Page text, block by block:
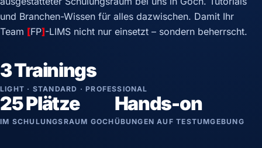
und Branchen-Wissen für alles dazwischen. Damit Ihr
Team [FP]-LIMS nicht nur einsetzt – sondern beherrscht.
3 Trainings
LIGHT · STANDARD · PROFESSIONAL
25 Plätze
IM SCHULUNGSRAUM GOCH
Hands-on
ÜBUNGEN AUF TESTUMGEBUNG